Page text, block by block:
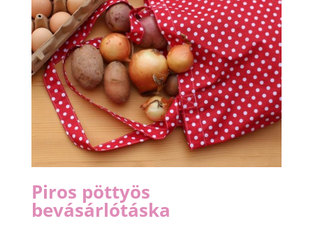
Piros pöttyös
bevásárlótáska